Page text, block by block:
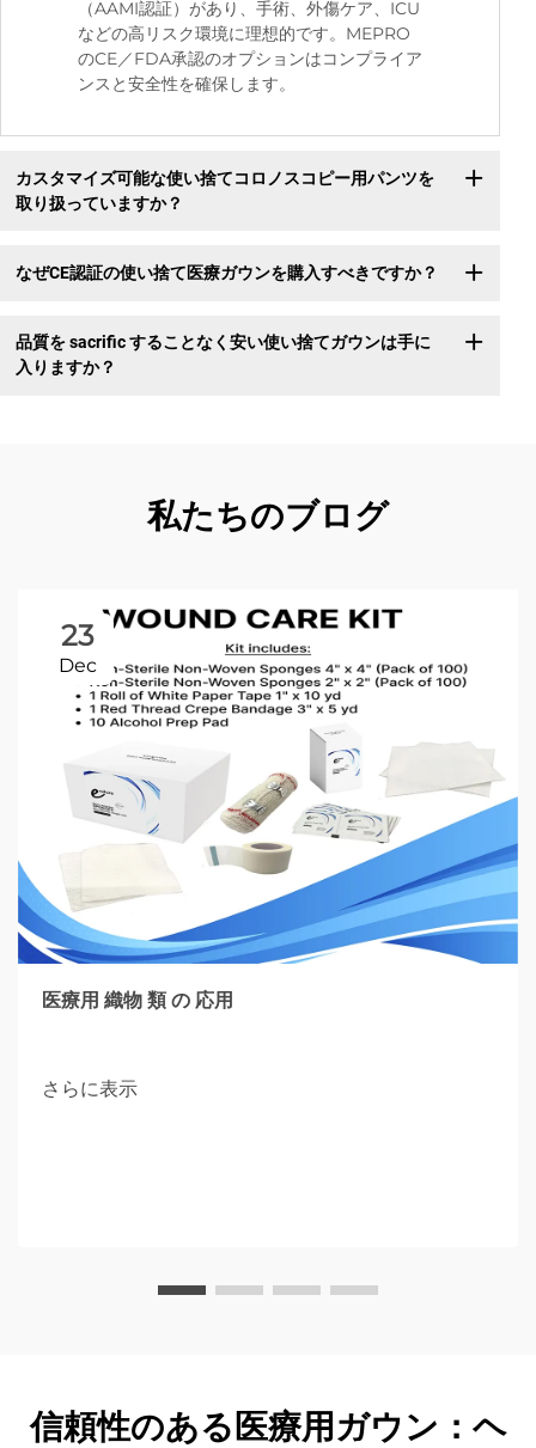
（AAMI認証）があり、手術、外傷ケア、ICU
などの高リスク環境に理想的です。MEPRO
のCE／FDA承認のオプションはコンプライア
ンスと安全性を確保します。
カスタマイズ可能な使い捨てコロノスコピー用パンツを
取り扱っていますか？
なぜCE認証の使い捨て医療ガウンを購入すべきですか？
品質を sacrific することなく安い使い捨てガウンは手に
入りますか？
私たちのブログ
23
Dec
医療用 織物 類 の 応用
さらに表示
信頼性のある医療用ガウン：ヘ